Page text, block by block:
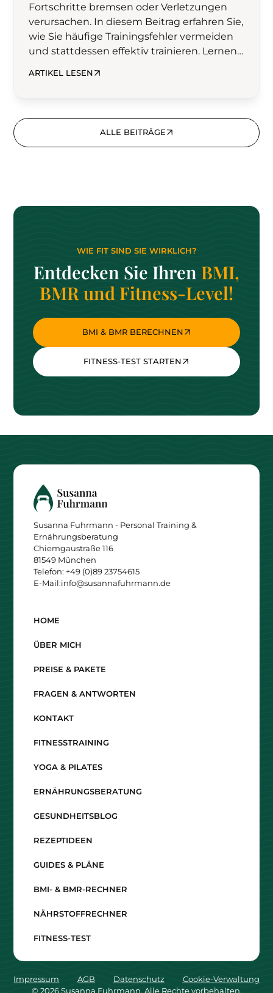
Fortschritte bremsen oder Verletzungen
verursachen. In diesem Beitrag erfahren Sie,
wie Sie häufige Trainingsfehler vermeiden
und stattdessen effektiv trainieren. Lernen
ARTIKEL LESEN
ALLE BEITRÄGE
WIE FIT SIND SIE WIRKLICH?
Entdecken Sie Ihren BMI,
BMR und Fitness-Level!
BMI & BMR BERECHNEN
FITNESS-TEST STARTEN
Susanna Fuhrmann - Personal Training &
Ernährungsberatung
Chiemgaustraße 116
81549 München
Telefon: +49 (0)89 23754615
E-Mail:info@susannafuhrmann.de
HOME
ÜBER MICH
PREISE & PAKETE
FRAGEN & ANTWORTEN
KONTAKT
FITNESSTRAINING
YOGA & PILATES
ERNÄHRUNGSBERATUNG
GESUNDHEITSBLOG
REZEPTIDEEN
GUIDES & PLÄNE
BMI- & BMR-RECHNER
NÄHRSTOFFRECHNER
FITNESS-TEST
© 2026Susanna Fuhrmann. Alle Rechte vorbehalten.
Impressum AGB Datenschutz Cookie-Verwaltung